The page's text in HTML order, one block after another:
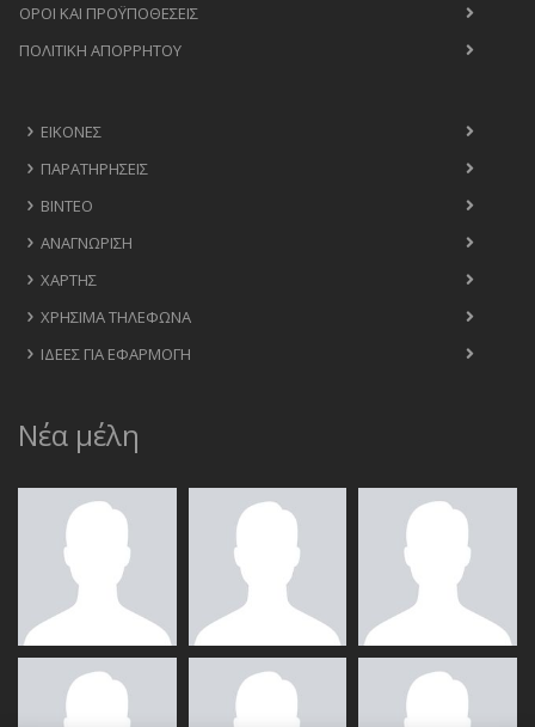
ΟΡΟΙ ΚΑΙ ΠΡΟΫΠΟΘΈΣΕΙΣ
ΠΟΛΙΤΙΚΉ ΑΠΟΡΡΉΤΟΥ
ΕΙΚΌΝΕΣ
ΠΑΡΑΤΗΡΉΣΕΙΣ
ΒΊΝΤΕΟ
ΑΝΑΓΝΏΡΙΣΗ
ΧΆΡΤΗΣ
ΧΡΉΣΙΜΑ ΤΗΛΈΦΩΝΑ
ΙΔΈΕΣ ΓΙΑ ΕΦΑΡΜΟΓΉ
Νέα μέλη